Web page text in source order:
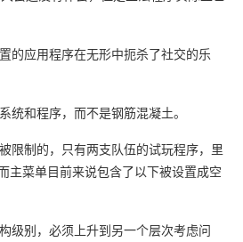
的应用程序在无形中扼杀了社交的乐
统和程序，而不是钢筋混凝土。
限制的，只有两支队伍的试玩程序，里
主菜单目前来说包含了以下被设置成空
级别，必须上升到另一个层次考虑问